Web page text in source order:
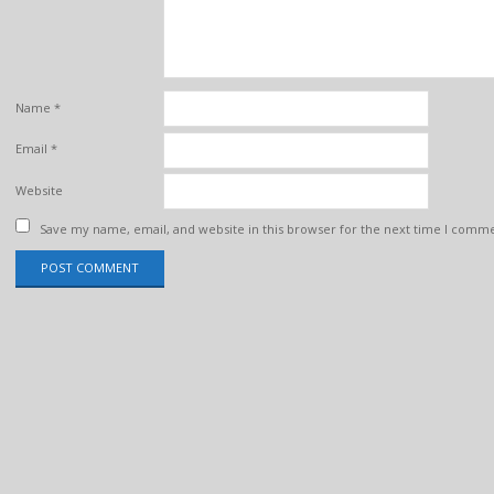
Name *
Email *
Website
Save my name, email, and website in this browser for the next time I